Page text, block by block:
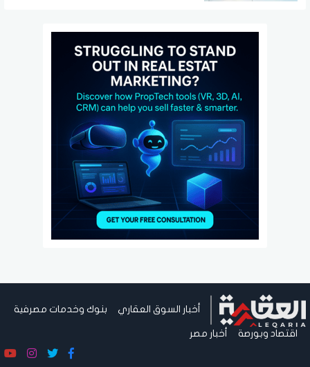
أخبار السوق العقاري بنوك وخدمات مصرفية
اقتصاد وبورصة أخبار مصر